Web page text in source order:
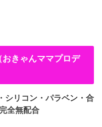
きゃんママプロデ
シリコン・パラベン・合
全無配合